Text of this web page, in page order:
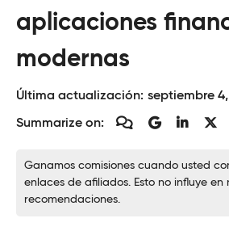
aplicaciones
modernas
Última actualización: septiembre
Summarize on:
Ganamos comisiones cuando usted
enlaces de afiliados. Esto no influye en
recomendaciones.